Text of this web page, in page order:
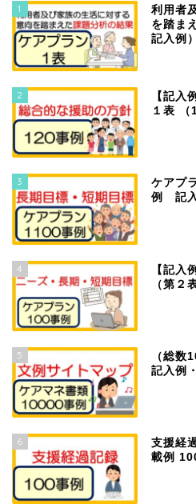
1
利用者
を踏ま
記入例）
2
【記入
１表 （
3
ケアプ
例 記
4
【記
（第２
5
（総
記入例
6
支援経
載例